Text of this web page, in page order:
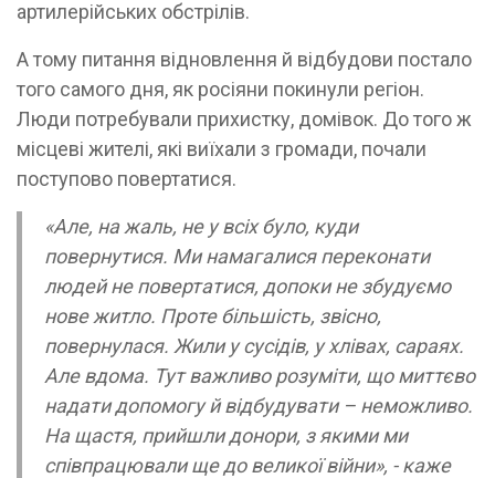
артилерійських обстрілів.
А тому питання відновлення й відбудови постало
того самого дня, як росіяни покинули регіон.
Люди потребували прихистку, домівок. До того ж
місцеві жителі, які виїхали з громади, почали
поступово повертатися.
«Але, на жаль, не у всіх було, куди
повернутися. Ми намагалися переконати
людей не повертатися, допоки не збудуємо
нове житло. Проте більшість, звісно,
повернулася. Жили у сусідів, у хлівах, сараях.
Але вдома. Тут важливо розуміти, що миттєво
надати допомогу й відбудувати – неможливо.
На щастя, прийшли донори, з якими ми
співпрацювали ще до великої війни», - каже